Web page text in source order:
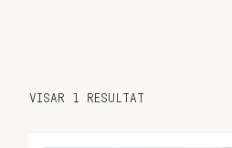
VISAR 1 RESULTAT